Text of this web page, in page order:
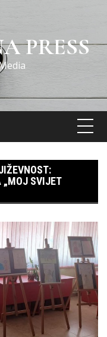
PRESS
„MOJ SVIJET